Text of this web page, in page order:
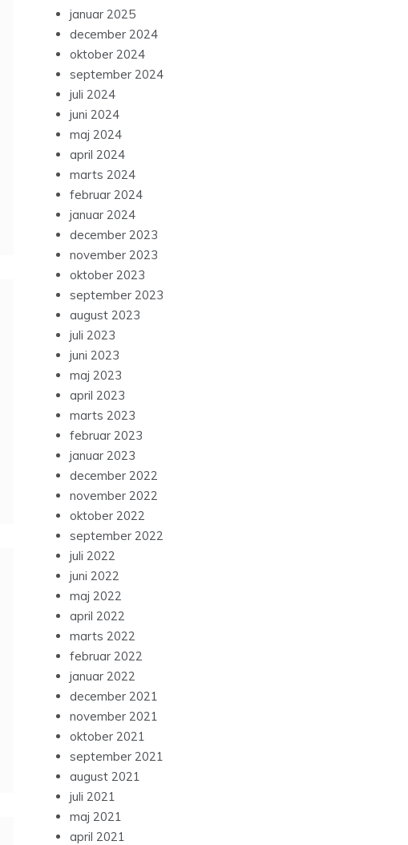
januar 2025
december 2024
oktober 2024
september 2024
juli 2024
juni 2024
maj 2024
april 2024
marts 2024
februar 2024
januar 2024
december 2023
november 2023
oktober 2023
september 2023
august 2023
juli 2023
juni 2023
maj 2023
april 2023
marts 2023
februar 2023
januar 2023
december 2022
november 2022
oktober 2022
september 2022
juli 2022
juni 2022
maj 2022
april 2022
marts 2022
februar 2022
januar 2022
december 2021
november 2021
oktober 2021
september 2021
august 2021
juli 2021
maj 2021
april 2021